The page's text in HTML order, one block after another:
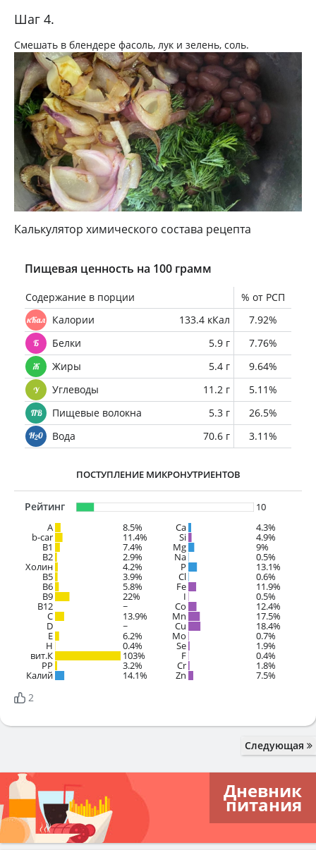
Шаг 4.
Смешать в блендере фасоль, лук и зелень, соль.
Калькулятор химического состава рецепта
Пищевая ценность на 100 грамм
Содержание в порции
% от РСП
Калории
133.4 кКал
7.92%
Белки
5.9 г
7.76%
Жиры
5.4 г
9.64%
Углеводы
11.2 г
5.11%
Пищевые волокна
5.3 г
26.5%
Вода
70.6 г 3.11%
ПОСТУПЛЕНИЕ МИКРОНУТРИЕНТОВ
Рейтинг
10
A
8.5%
b-car 11.4%
В1 7.4%
B2 2.9%
Холин 4.2%
B5 3.9%
B6 5.8%
B9 22%
B12 ~
C 13.9%
D ~
E 6.2%
H 0.4%
вит.К 103%
PP 3.2%
Калий 14.1%
Ca 4.3%
Si 4.9%
Mg 9%
Na 0.5%
P 13.1%
Cl 0.6%
Fe 11.9%
I 0.5%
Co 12.4%
Mn 17.5%
Cu 18.4%
Mo 0.7%
Se 1.9%
F 0.4%
Cr 1.8%
Zn 7.5%
2
Следующая
Дневник
питания